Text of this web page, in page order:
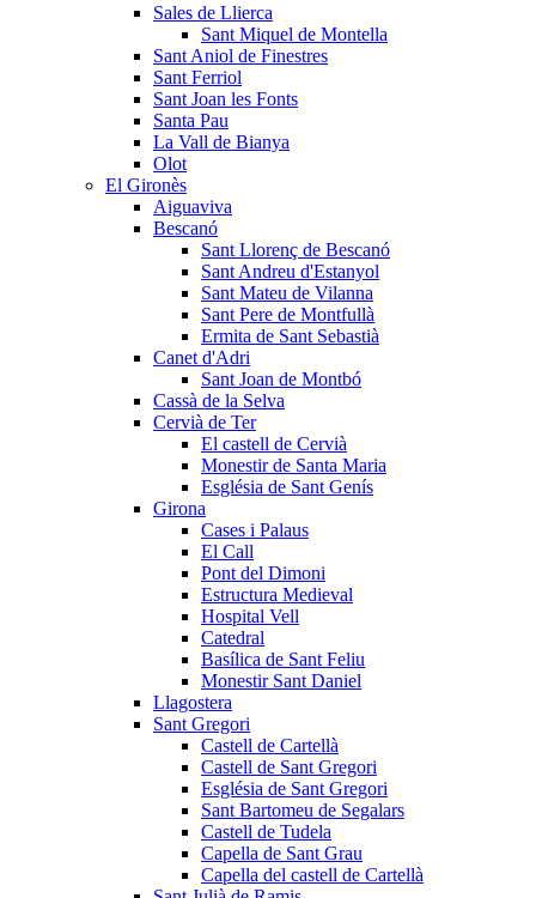
Sales de Llierca
Sant Miquel de Montella
Sant Aniol de Finestres
Sant Ferriol
Sant Joan les Fonts
Santa Pau
La Vall de Bianya
Olot
El Gironès
Aiguaviva
Bescanó
Sant Llorenç de Bescanó
Sant Andreu d'Estanyol
Sant Mateu de Vilanna
Sant Pere de Montfullà
Ermita de Sant Sebastià
Canet d'Adri
Sant Joan de Montbó
Cassà de la Selva
Cervià de Ter
El castell de Cervià
Monestir de Santa Maria
Església de Sant Genís
Girona
Cases i Palaus
El Call
Pont del Dimoni
Estructura Medieval
Hospital Vell
Catedral
Basílica de Sant Feliu
Monestir Sant Daniel
Llagostera
Sant Gregori
Castell de Cartellà
Castell de Sant Gregori
Església de Sant Gregori
Sant Bartomeu de Segalars
Castell de Tudela
Capella de Sant Grau
Capella del castell de Cartellà